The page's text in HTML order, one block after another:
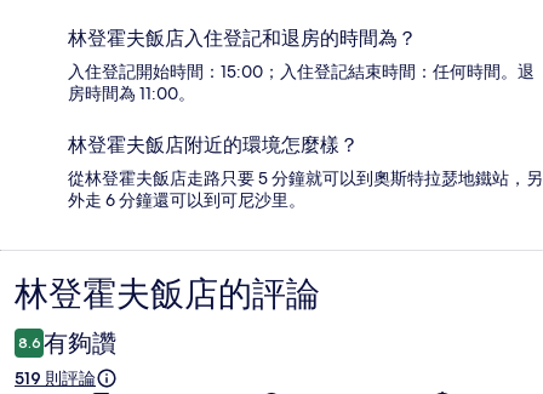
林登霍夫飯店入住登記和退房的時間為？
入住登記開始時間：15:00；入住登記結束時間：任何時間。退
房時間為 11:00。
林登霍夫飯店附近的環境怎麼樣？
從林登霍夫飯店走路只要 5 分鐘就可以到奧斯特拉瑟地鐵站，另
外走 6 分鐘還可以到可尼沙里。
評
論
林登霍夫飯店的評論
8.6 有夠讚
519 則評論